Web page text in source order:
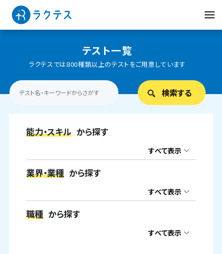
テスト一覧
ラクテスでは800種類以上のテストをご用意しています
能力・スキル から探す
すべて表示
業界・業種 から探す
すべて表示
職種 から探す
すべて表示